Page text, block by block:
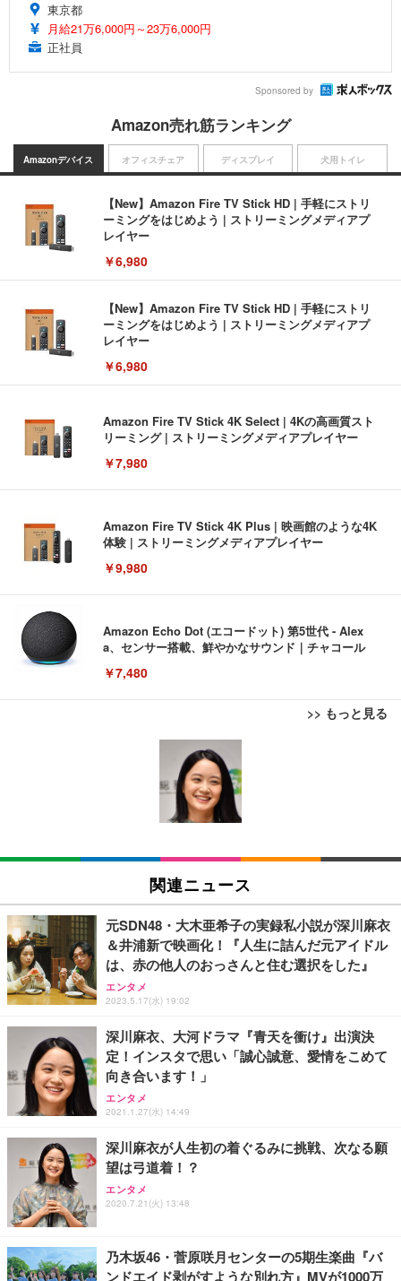
東京都
月給21万6,000円～23万6,000円
正社員
Sponsored by
Amazon売れ筋ランキング
Amazonデバイス
【New】Amazon Fire TV Stick HD | 手軽にストリ
ーミングをはじめよう | ストリーミングメディアプ
レイヤー
￥6,980
【New】Amazon Fire TV Stick HD | 手軽にストリ
ーミングをはじめよう | ストリーミングメディアプ
レイヤー
￥6,980
Amazon Fire TV Stick 4K Select | 4Kの高画質スト
リーミング | ストリーミングメディアプレイヤー
￥7,980
Amazon Fire TV Stick 4K Plus | 映画館のような4K
体験 | ストリーミングメディアプレイヤー
￥9,980
Amazon Echo Dot (エコードット) 第5世代 - Alex
a、センサー搭載、鮮やかなサウンド｜チャコール
￥7,480
>> もっと見る
オフィスチェア
[EdoErgo] オフィスチェア 椅子 テレワーク 疲れな
い 跳ね上げ式アームレスト コンパクト 約105度ロッ
キング pc 事務椅子 360度回転 座面昇降 強化ナイロ
ン樹脂ベース 通気性メッシュ 在宅ワーク H-WY01
(黒網+黒枠+黒足)
SIHOO B100 オフィスチェア／デスクチェア メッシ
ュチェア 人間工学 疲れない ブラック
￥27,999
Sezlife オフィスチェア デスクチェア 疲れない テレ
ワーク チェア 強化バックレスト 30度ロッキング機
能 人間工学 椅子 腰サポート 90度跳ね上げ式アーム
レスト 3Dヘッドレスト ハンガー付き 高反発クッシ
務用 おしゃれ パソコンチェア (ブラック)
Sezlife オフィスチェア デスクチェア 疲れない テレ
ワーク チェア 強化バックレスト 30度ロッキング機
能 人間工学 椅子 腰サポート 90度跳ね上げ式アーム
レスト 3Dヘッドレスト ハンガー付き 高反発クッシ
務用 おしゃれ パソコンチェア (ホワイト)
￥7,680
ANDWINT オフィスチェア デスクチェア 肘なし メ
ッシュ 通気性 ランバーサポート付き 腰サポート ガ
ス圧無段階昇降 360度回転 キャスター付き コンパク
ディスプレイ
EIZO ビジネス向けプレミアムモニター | FlexScan
EV3240X-WT | 31.5型4K UHD・USB Type-C・ホワ
EIZO ビジネス向けプレミアムモニター | FlexScan
￥109,572
【純正品】27"ゲーミングモニター DualSense 充電
フック付き（CFI-ZDM1J）
￥49,979
【整備済み品】Dell E2724HS 27インチ 液晶モニタ
ー フルHD（1920×1080）VA 非光沢 HDMI/DisplayP
ort/VGA スピーカー内蔵 高さ調整 スイベル VESA対
応 ComfortView ビジネス向け
￥15,800
【MiniLED/24.5inch/280Hz/FHD】GRAPHT THE S
HOOTER Gaming Monitor 24” Essential ゲーミン
グモニター QD 24.5インチ 1ms FHD 量子ドット 残
犬用トイレ
Amazonベーシック ペットシーツ 薄型 レギュラー 1
回使い捨て 無香料 ホワイト 300枚
Amazonベーシック ペットシーツ 厚型 ワイド 42枚
x2袋(84枚) ホワイト(吸収面:ライトブルー)
￥3,234
ネオ・ルーライフ ネオ・オムツ L 中型犬用 26枚入
り 単品
￥1,800
Smart Basic(スマートベーシック) 【Amazon.co.jp
限定】 Smart Basic アイリスオーヤマ ペットシーツ
超厚型 お徳用 ワイド 100枚入 (x 1) (ケース販売)
￥3,670
アイリスオーヤマ ペットシーツ 超厚型 お徳用 レギ
ュラー 200枚入【Amazon.co.jp限定】
関連ニュース
元SDN48・大木亜希子の実録私小説が深川麻衣
＆井浦新で映画化！『人生に詰んだ元アイドル
は、赤の他人のおっさんと住む選択をした』
エンタメ
2023.5.17(水) 19:02
深川麻衣、大河ドラマ『青天を衝け』出演決
定！インスタで思い「誠心誠意、愛情をこめて
向き合います！」
エンタメ
2021.1.27(水) 14:49
深川麻衣が人生初の着ぐるみに挑戦、次なる願
望は弓道着！？
エンタメ
2020.7.21(火) 13:48
乃木坂46・菅原咲月センターの5期生楽曲『バ
ンドエイド剥がすような別れ方』MVが1000万